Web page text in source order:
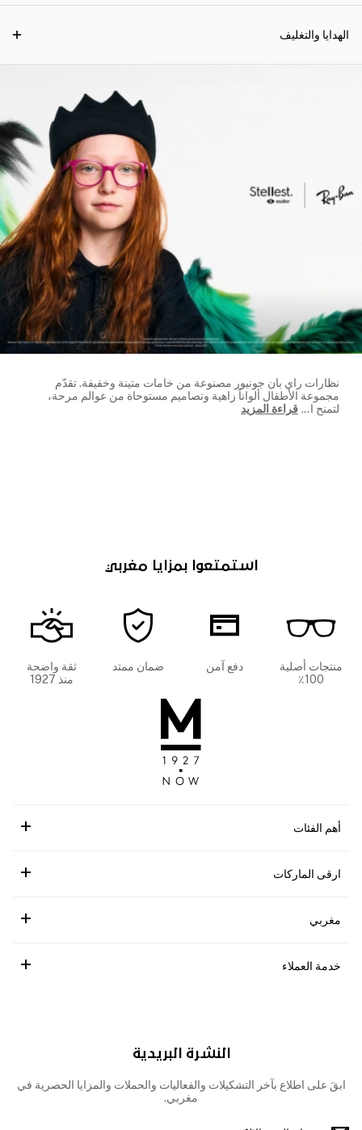
الهدايا والتغليف
نظارات راي بان جونيور مصنوعة من خامات متينة وخفيفة. تقدّم
مجموعة الأطفال ألواناً زاهية وتصاميم مستوحاة من عوالم مرحة،
لتمنح ا... قراءة المزيد
استمتعوا بمزايا مغربي
منتجات أصلية
100٪
دفع آمن ضمان ممتد
ثقة واضحة
منذ 1927
أهم الفئات
ارقى الماركات
مغربي
خدمة العملاء
النشرة البريدية
ابقَ على اطلاع بآخر التشكيلات والفعاليات والحملات والمزايا الحصرية في
مغربي.